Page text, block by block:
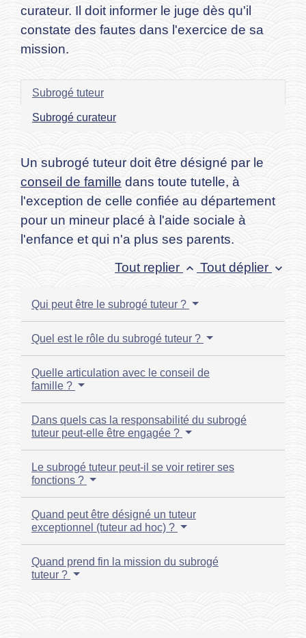
curateur. Il doit informer le juge dès qu'il
constate des fautes dans l'exercice de sa
mission.
Subrogé tuteur
Subrogé curateur
Un subrogé tuteur doit être désigné par le
conseil de famille dans toute tutelle, à
l'exception de celle confiée au département
pour un mineur placé à l'aide sociale à
l'enfance et qui n'a plus ses parents.
Tout replier keyboard_arrow_up Tout déplier keyboard_arrow_down
Qui peut être le subrogé tuteur ?
Quel est le rôle du subrogé tuteur ?
Quelle articulation avec le conseil de
famille ?
Dans quels cas la responsabilité du subrogé
tuteur peut-elle être engagée ?
Le subrogé tuteur peut-il se voir retirer ses
fonctions ?
Quand peut être désigné un tuteur
exceptionnel (tuteur ad hoc) ?
Quand prend fin la mission du subrogé
tuteur ?